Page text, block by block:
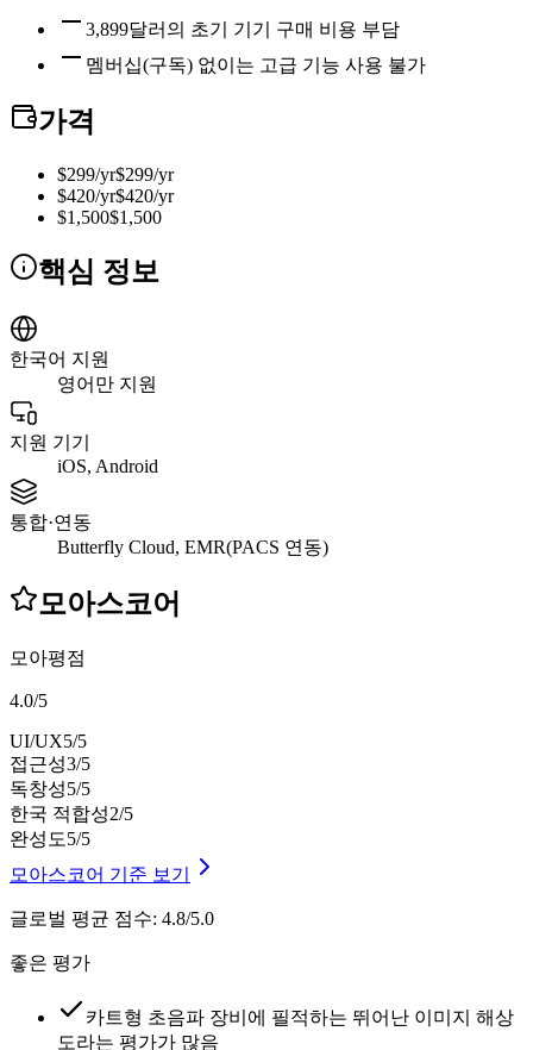
3,899달러의 초기 기기 구매 비용 부담
멤버십(구독) 없이는 고급 기능 사용 불가
가격
$299/yr$299/yr
$420/yr$420/yr
$1,500$1,500
핵심 정보
한국어 지원
영어만 지원
지원 기기
iOS, Android
통합·연동
Butterfly Cloud, EMR(PACS 연동)
모아스코어
모아평점
4.0/5
UI/UX5/5
접근성3/5
독창성5/5
한국 적합성2/5
완성도5/5
모아스코어 기준 보기
글로벌 평균 점수: 4.8/5.0
좋은 평가
카트형 초음파 장비에 필적하는 뛰어난 이미지 해상
도라는 평가가 많음